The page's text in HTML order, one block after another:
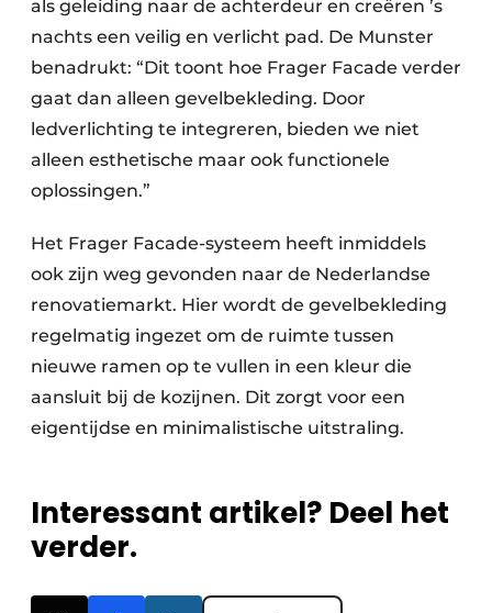
als geleiding naar de achterdeur en creëren ’s
nachts een veilig en verlicht pad. De Munster
benadrukt: “Dit toont hoe Frager Facade verder
gaat dan alleen gevelbekleding. Door
ledverlichting te integreren, bieden we niet
alleen esthetische maar ook functionele
oplossingen.”
Het Frager Facade-systeem heeft inmiddels
ook zijn weg gevonden naar de Nederlandse
renovatiemarkt. Hier wordt de gevelbekleding
regelmatig ingezet om de ruimte tussen
nieuwe ramen op te vullen in een kleur die
aansluit bij de kozijnen. Dit zorgt voor een
eigentijdse en minimalistische uitstraling.
Interessant artikel? Deel het
verder.